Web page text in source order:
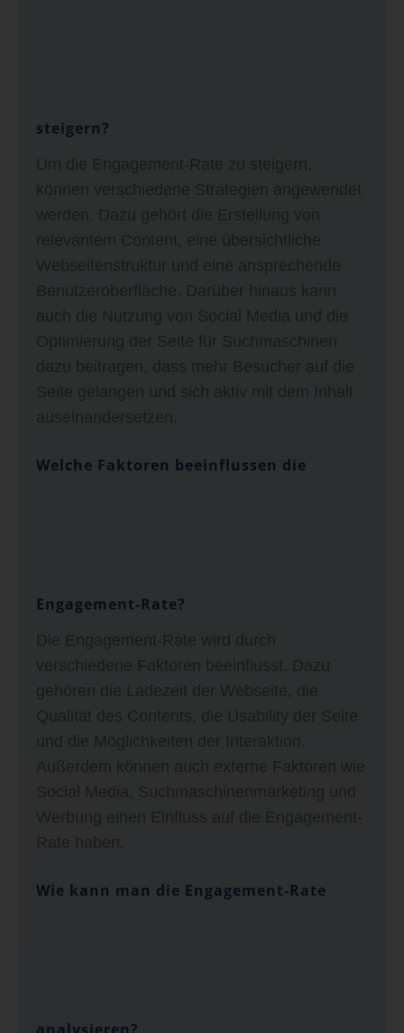
steigern?
Um die Engagement-Rate zu steigern,
können verschiedene Strategien angewendet
werden. Dazu gehört die Erstellung von
relevantem Content, eine übersichtliche
Webseitenstruktur und eine ansprechende
Benutzeroberfläche. Darüber hinaus kann
auch die Nutzung von Social Media und die
Optimierung der Seite für Suchmaschinen
dazu beitragen, dass mehr Besucher auf die
Seite gelangen und sich aktiv mit dem Inhalt
auseinandersetzen.
Welche Faktoren beeinflussen die
Engagement-Rate?
Die Engagement-Rate wird durch
verschiedene Faktoren beeinflusst. Dazu
gehören die Ladezeit der Webseite, die
Qualität des Contents, die Usability der Seite
und die Möglichkeiten der Interaktion.
Außerdem können auch externe Faktoren wie
Social Media, Suchmaschinenmarketing und
Werbung einen Einfluss auf die Engagement-
Rate haben.
Wie kann man die Engagement-Rate